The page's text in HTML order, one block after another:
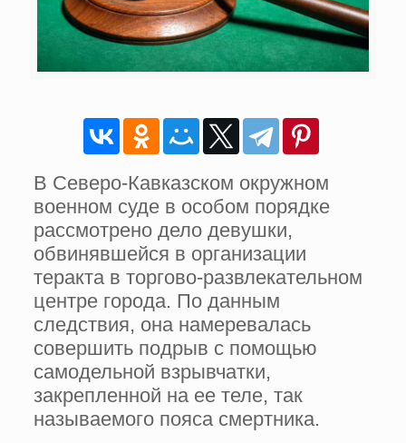
В Северо-Кавказском окружном
военном суде в особом порядке
рассмотрено дело девушки,
обвинявшейся в организации
теракта в торгово-развлекательном
центре города. По данным
следствия, она намеревалась
совершить подрыв с помощью
самодельной взрывчатки,
закрепленной на ее теле, так
называемого пояса смертника.